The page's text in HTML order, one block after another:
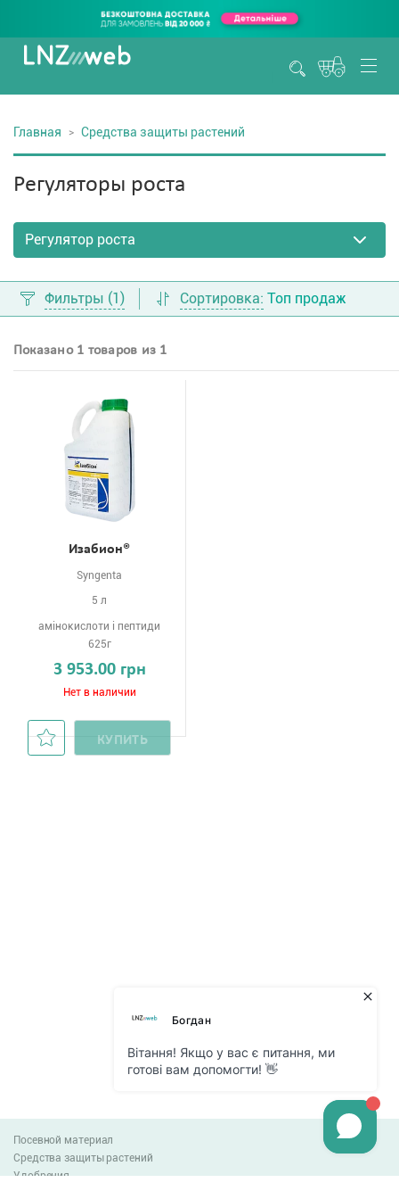
Главная Средства защиты растений
Регуляторы роста
Фильтры (1) Сортировка: Топ продаж
Показано 1 товаров из 1
Изабион®
Syngenta
5 л
амінокислоти і пептиди
625г
3 953.00 грн
Нет в наличии
КУПИТЬ
Посевной материал
Средства защиты растений
Удобрения